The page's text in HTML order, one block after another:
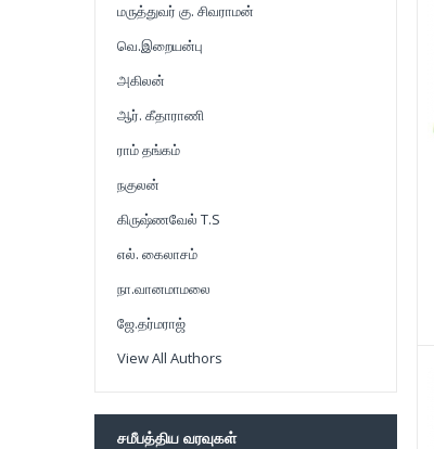
மருத்துவர் கு. சிவராமன்
வெ.இறையன்பு
அகிலன்
ஆர். கீதாராணி
ராம் தங்கம்
நகுலன்
கிருஷ்ணவேல் T.S
எல். கைலாசம்
நா.வானமாமலை
ஜே.தர்மராஜ்
View All Authors
சமீபத்திய வரவுகள்